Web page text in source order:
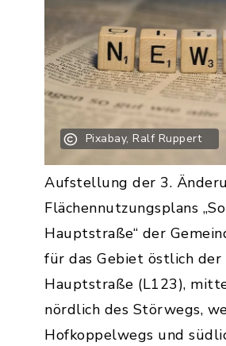
Pixabay, Ralf Ruppert
Aufstellung der 3.
Flächennutzungsplans
Hauptstraße“ der
für das Gebiet östlich der
Hauptstraße (L123),
nördlich des Störwegs,
Hofkoppelwegs und